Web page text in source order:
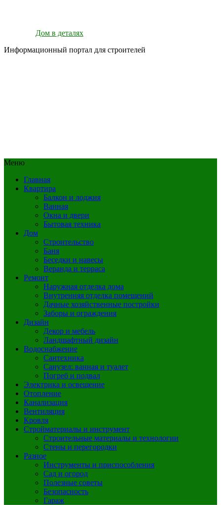
Дом в деталях
Информационный портал для строителей
Меню
Главная
Квартира
Балкон и лоджия
Ванная
Окна и двери
Бытовая техника
Дом
Строительство
Баня
Беседки и навесы
Веранда и терраса
Ремонт
Наружная отделка дома
Внутренняя отделка помещений
Дачные хозяйственные постройки
Заборы и ограждения
Дизайн
Декор и мебель
Ландшафтный дизайн
Водоснабжение
Сантехника
Санузел: ванная и туалет
Погреб и подвал
Электрика и освещение
Отопление
Канализация
Вентиляция
Кровля
Стройматериалы и инструмент
Строительные материалы и технологии
Стены и перегородки
Разное
Инструменты и приспособления
Сад и огород
Полезные советы
Безопасность
Гараж